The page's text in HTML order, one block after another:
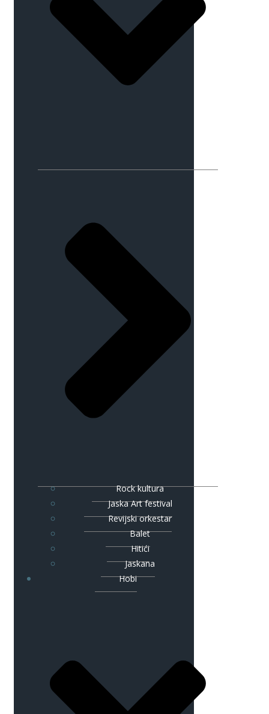
Rock kultura
Jaska Art festival
Revijski orkestar
Balet
Hitići
Jaskana
Hobi